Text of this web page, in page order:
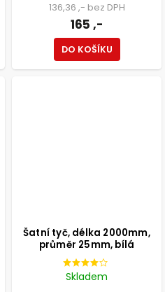
136,36 ,- bez DPH
165 ,-
DO KOŠÍKU
Šatní tyč, délka 2000mm,
průměr 25mm, bílá
Skladem